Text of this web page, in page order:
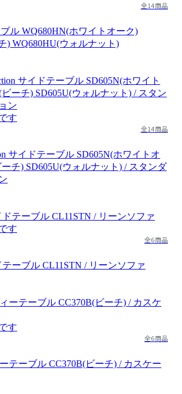
全14商品
ル WQ680HN(ホワイトオーク)
) WQ680HU(ウォルナット)
す
全14商品
サイドテーブル SD605N(ホワイトオ
チ) SD605U(ウォルナット) / スタンダ
す
全6商品
ーブル CL11STN / リーンソファ
す
全6商品
テーブル CC370B(ビーチ) / カスケー